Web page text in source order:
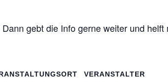
gebt die Info gerne weiter und
VERANSTALTER